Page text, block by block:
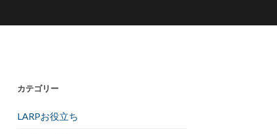
カテゴリー
LARPお役立ち